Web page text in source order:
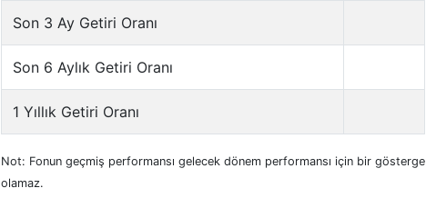
Son 3 Ay Getiri Oranı
Son 6 Aylık Getiri Oranı
1 Yıllık Getiri Oranı
Not: Fonun geçmiş performansı gelecek dönem performansı için bir gösterge
olamaz.